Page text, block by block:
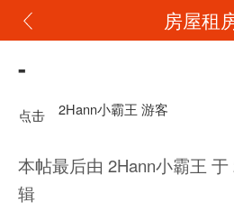
房屋租
-
点击
加载
2Hann小霸王 游客
本帖最后由 2Hann小霸王 于
辑